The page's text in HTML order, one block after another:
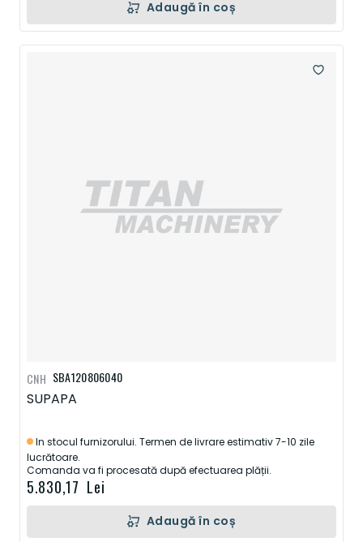
Adaugă în coș
SBA120806040
SUPAPA
In stocul furnizorului. Termen de livrare estimativ 7-10 zile
lucrătoare.
Comanda va fi procesată după efectuarea plății.
5.830,17 Lei
CNH
Adaugă în coș